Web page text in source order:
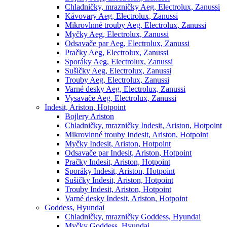
Chladničky, mrazničky Aeg, Electrolux, Zanussi
Kávovary Aeg, Electrolux, Zanussi
Mikrovlnné trouby Aeg, Electrolux, Zanussi
Myčky Aeg, Electrolux, Zanussi
Odsavače par Aeg, Electrolux, Zanussi
Pračky Aeg, Electrolux, Zanussi
Sporáky Aeg, Electrolux, Zanussi
Sušičky Aeg, Electrolux, Zanussi
Trouby Aeg, Electrolux, Zanussi
Varné desky Aeg, Electrolux, Zanussi
Vysavače Aeg, Electrolux, Zanussi
Indesit, Ariston, Hotpoint
Bojlery Ariston
Chladničky, mrazničky Indesit, Ariston, Hotpoint
Mikrovlnné trouby Indesit, Ariston, Hotpoint
Myčky Indesit, Ariston, Hotpoint
Odsavače par Indesit, Ariston, Hotpoint
Pračky Indesit, Ariston, Hotpoint
Sporáky Indesit, Ariston, Hotpoint
Sušičky Indesit, Ariston, Hotpoint
Trouby Indesit, Ariston, Hotpoint
Varné desky Indesit, Ariston, Hotpoint
Goddess, Hyundai
Chladničky, mrazničky Goddess, Hyundai